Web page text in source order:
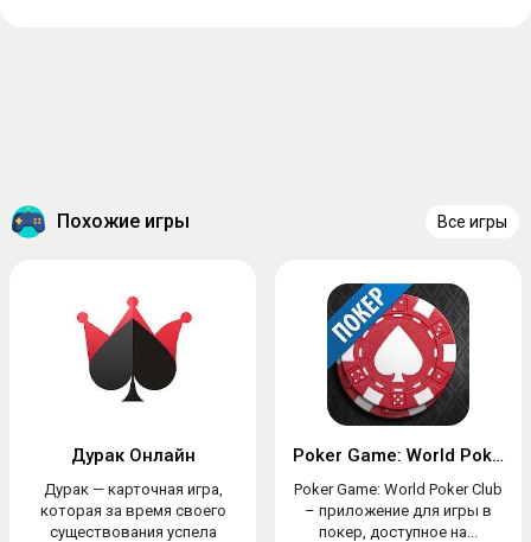
Похожие игры Все игры
Дурак Онлайн
Дурак — карточная игра,
которая за время своего
существования успела
Poker Game: World Poker Club
Poker Game: World Poker Club
– приложение для игры в
покер, доступное на...